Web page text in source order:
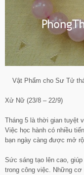
Vật Phẩm cho Sư Tử
Xử Nữ (23/8 – 22/9)
Tháng 5 là thời gian tuyệt
Việc học hành có nhiều
bạn ngày càng được mở
Sức sáng tạo lên cao,
trong công việc. Những